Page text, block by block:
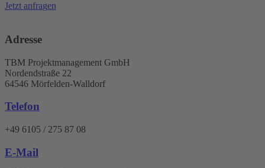
Jetzt anfragen
Adresse
TBM Projektmanagement GmbH
Nordendstraße 22
64546 Mörfelden-Walldorf
Telefon
+49 6105 / 275 87 08
E-Mail